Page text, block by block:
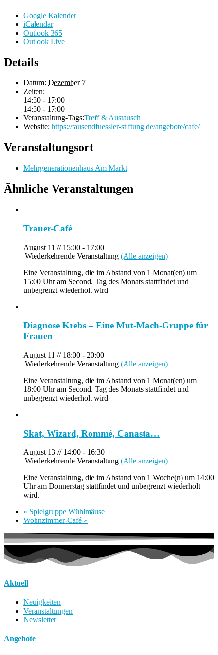
Google Kalender
iCalendar
Outlook 365
Outlook Live
Details
Datum: Dezember 7
Zeiten:
14:30 - 17:00
14:30 - 17:00
Veranstaltung-Tags:Treff & Austausch
Website: https://tausendfuessler-stiftung.de/angebote/cafe/
Veranstaltungsort
Mehrgenerationenhaus Am Markt
Ähnliche Veranstaltungen
Trauer-Café
August 11 // 15:00 - 17:00
|Wiederkehrende Veranstaltung (Alle anzeigen)
Eine Veranstaltung, die im Abstand von 1 Monat(en) um
15:00 Uhr am Second. Tag des Monats stattfindet und
unbegrenzt wiederholt wird.
Diagnose Krebs – Eine Mut-Mach-Gruppe für
Frauen
August 11 // 18:00 - 20:00
|Wiederkehrende Veranstaltung (Alle anzeigen)
Eine Veranstaltung, die im Abstand von 1 Monat(en) um
18:00 Uhr am Second. Tag des Monats stattfindet und
unbegrenzt wiederholt wird.
Skat, Wizard, Rommé, Canasta…
August 13 // 14:00 - 16:30
|Wiederkehrende Veranstaltung (Alle anzeigen)
Eine Veranstaltung, die im Abstand von 1 Woche(n) um 14:00
Uhr am Donnerstag stattfindet und unbegrenzt wiederholt
wird.
« Spielgruppe Wühlmäuse
Wohnzimmer-Café »
Aktuell
Neuigkeiten
Veranstaltungen
Newsletter
Angebote